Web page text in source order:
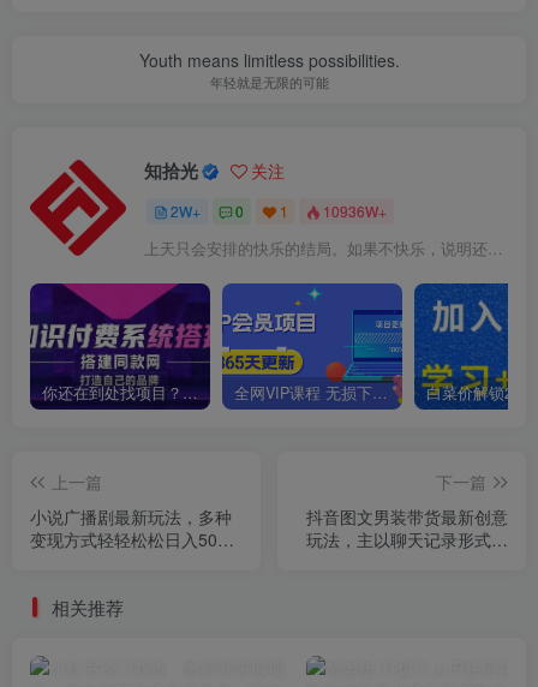
Youth means limitless possibilities.
年轻就是无限的可能
知拾光 关注
2W+ 0 1 10936W+
上天只会安排的快乐的结局。如果不快乐，说明还不是最后结局
你还在到处找项目？还在当韭菜？我靠卖项目一个月收入5万+，曾经我也是个失败者。 全网VIP课程 无损下载~
上一篇
小说广播剧最新玩法，多种
变现方式轻轻松松日入500
下一篇
抖音图文男装带货最新创意
玩法，主以聊天记录形式，
相关推荐